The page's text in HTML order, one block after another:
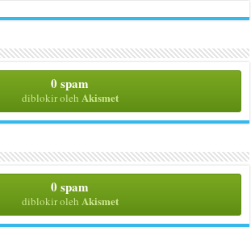
0 spam
diblokir oleh Akismet
0 spam
diblokir oleh Akismet